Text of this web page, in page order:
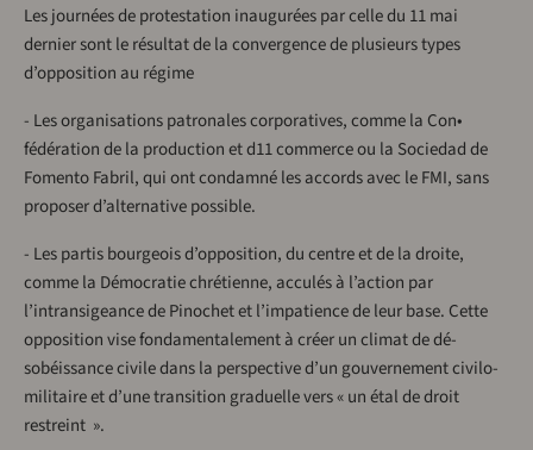
Les journées de protestation inaugurées par celle du 11 mai
dernier sont le résultat de la convergence de plusieurs types
d’opposition au régime
- Les organisations patronales corporatives, comme la Con•
fédération de la production et d11 commerce ou la Sociedad de
Fomento Fabril, qui ont condamné les accords avec le FMI, sans
proposer d’alternative possible.
- Les partis bourgeois d’opposition, du centre et de la droite,
comme la Démocratie chrétienne, acculés à l’action par
l’intransigeance de Pinochet et l’impatience de leur base. Cette
opposition vise fondamentalement à créer un climat de dé­
sobéissance civile dans la perspective d’un gouvernement civilo­
militaire et d’une transition graduelle vers « un étal de droit
restreint ».